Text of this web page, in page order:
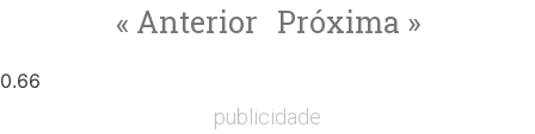
« Anterior Próxima »
publicidade